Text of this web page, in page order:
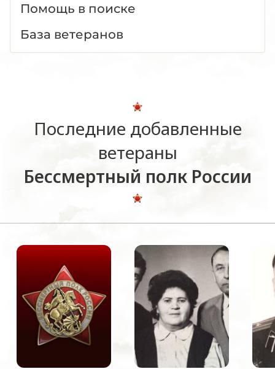
Помощь в поиске
База ветеранов
Последние добавленные
ветераны
Бессмертный полк России